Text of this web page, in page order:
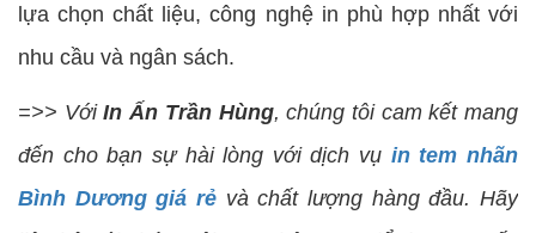
lựa chọn chất liệu, công nghệ in phù hợp nhất với
nhu cầu và ngân sách.
=>> VớiIn Ấn Trần Hùng, chúng tôi cam kết mang
đến cho bạn sự hài lòng với dịch vụ in tem nhãn
Bình Dương giá rẻ và chất lượng hàng đầu. Hãy